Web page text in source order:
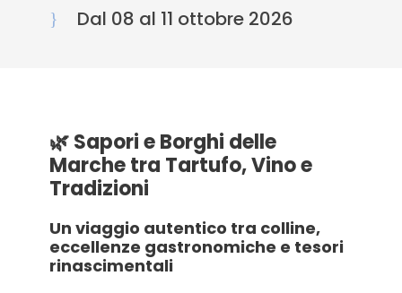
Dal 08 al 11 ottobre 2026
🌿 Sapori e Borghi delle
Marche tra Tartufo, Vino e
Tradizioni
Un viaggio autentico tra colline,
eccellenze gastronomiche e tesori
rinascimentali